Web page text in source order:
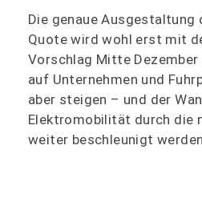
Die genaue Ausgestaltung
Quote wird wohl erst mit
Vorschlag Mitte Dezember
auf Unternehmen und
aber steigen – und der
Elektromobilität durch die
weiter beschleunigt